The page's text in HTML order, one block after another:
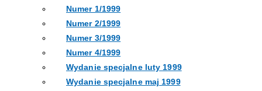
Numer 1/1999
Numer 2/1999
Numer 3/1999
Numer 4/1999
Wydanie specjalne luty 1999
Wydanie specjalne maj 1999